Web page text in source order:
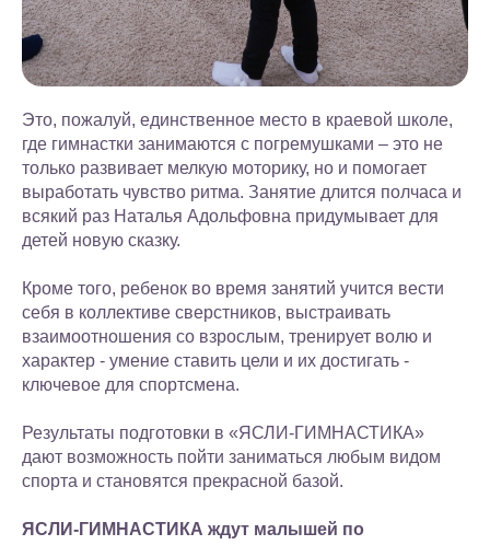
Это, пожалуй, единственное место в краевой школе,
где гимнастки занимаются с погремушками – это не
только развивает мелкую моторику, но и помогает
выработать чувство ритма. Занятие длится полчаса и
всякий раз Наталья Адольфовна придумывает для
детей новую сказку.
Кроме того, ребенок во время занятий учится вести
себя в коллективе сверстников, выстраивать
взаимоотношения со взрослым, тренирует волю и
характер - умение ставить цели и их достигать -
ключевое для спортсмена.
Результаты подготовки в «ЯСЛИ-ГИМНАСТИКА»
дают возможность пойти заниматься любым видом
спорта и становятся прекрасной базой.
ЯСЛИ-ГИМНАСТИКА ждут малышей по